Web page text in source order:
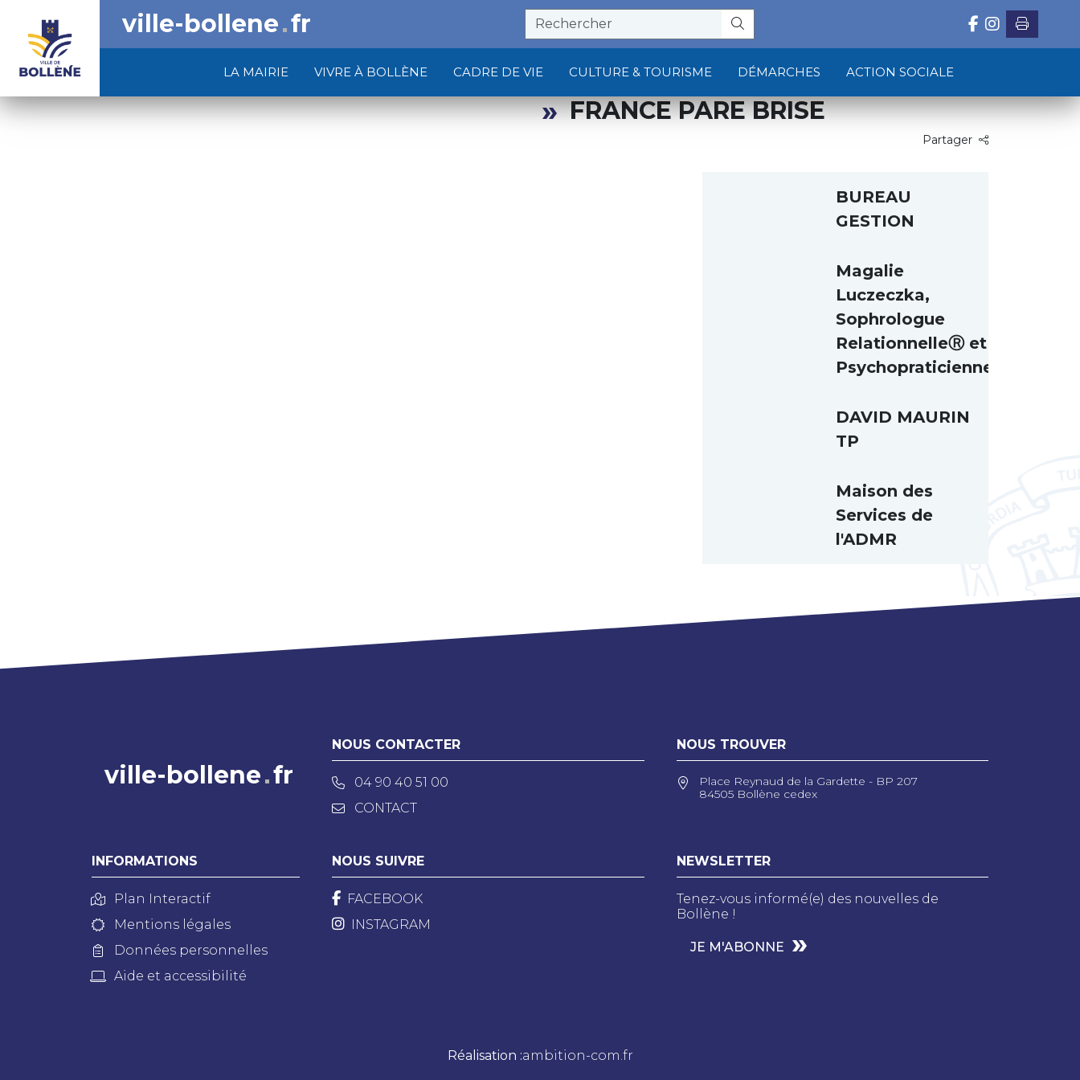
LA MAIRIE VIVRE À BOLLÈNE CADRE DE VIE CULTURE & TOURISME DÉMARCHES ACTION SOCIALE
ville-bollene fr
FRANCE PARE BRISE
Partager
BUREAU
GESTION
Magalie
Luczeczka,
Sophrologue
RelationnelleⓇ et
Psychopraticienne
DAVID MAURIN
TP
Maison des
Services de
l'ADMR
ville-bollene fr
NOUS CONTACTER
04 90 40 51 00
CONTACT
NOUS TROUVER
Place Reynaud de la Gardette - BP 207
84505 Bollène cedex
INFORMATIONS
Plan Interactif
Mentions légales
Données personnelles
Aide et accessibilité
NOUS SUIVRE
FACEBOOK
INSTAGRAM
NEWSLETTER
Tenez-vous informé(e) des nouvelles de
Bollène !
JE M'ABONNE
Réalisation :ambition-com.fr